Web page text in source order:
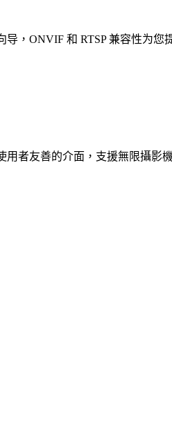
，ONVIF 和 RTSP 兼容性为
者友善的介面，支援無限攝影